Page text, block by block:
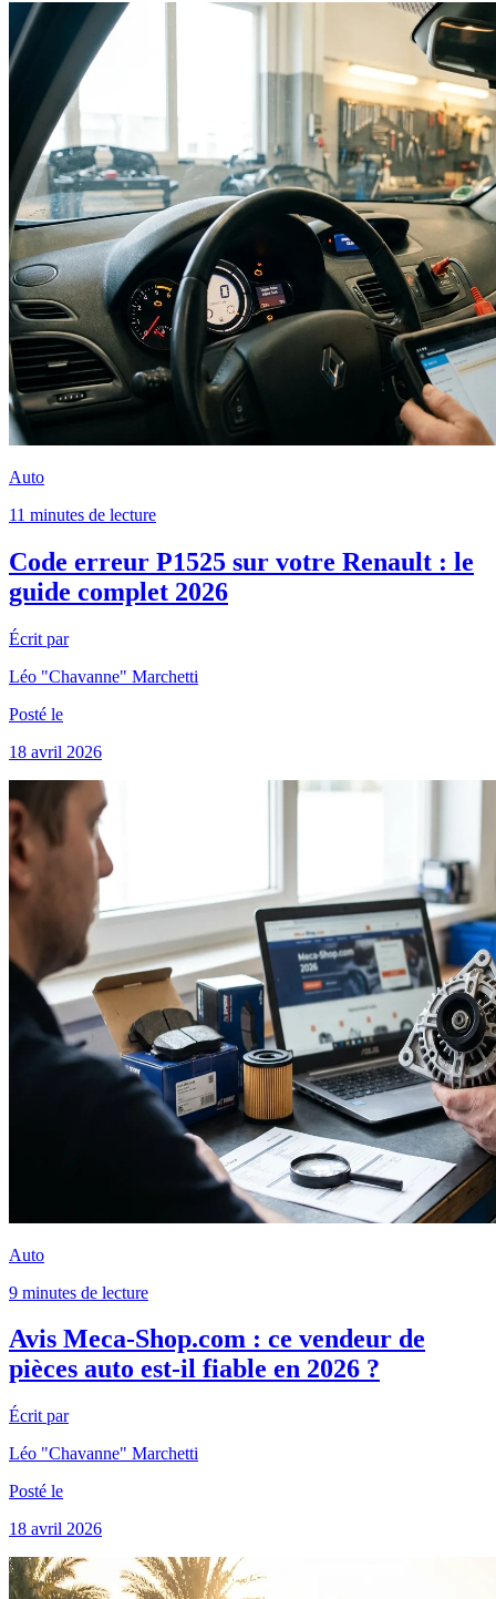
Auto
11 minutes de lecture
Code erreur P1525 sur votre Renault : le
guide complet 2026
Écrit par
Léo "Chavanne" Marchetti
Posté le
18 avril 2026
Auto
9 minutes de lecture
Avis Meca-Shop.com : ce vendeur de
pièces auto est-il fiable en 2026 ?
Écrit par
Léo "Chavanne" Marchetti
Posté le
18 avril 2026